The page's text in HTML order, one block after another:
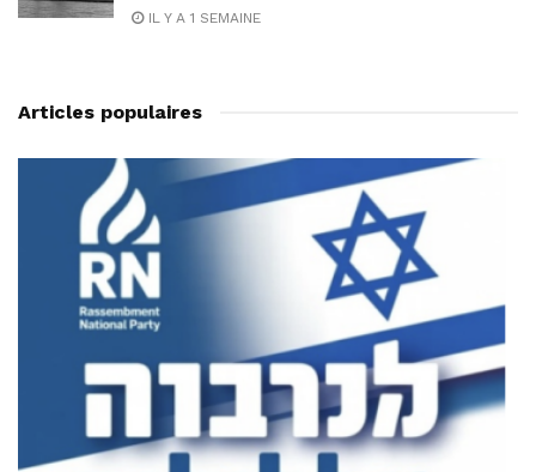
IL Y A 1 SEMAINE
Articles populaires